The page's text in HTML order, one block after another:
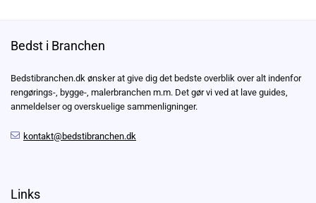
Bedst i Branchen
Bedstibranchen.dk ønsker at give dig det bedste overblik over alt indenfor
rengørings-, bygge-, malerbranchen m.m. Det gør vi ved at lave guides,
anmeldelser og overskuelige sammenligninger.
kontakt@bedstibranchen.dk
Links